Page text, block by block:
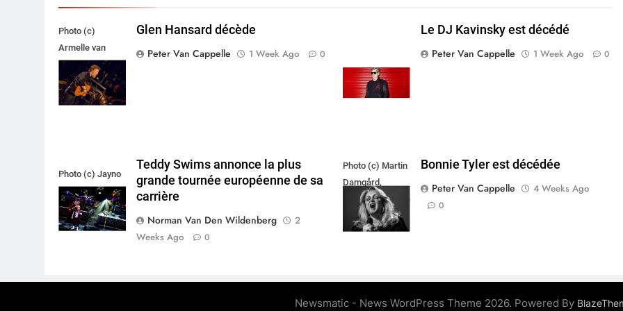
Photo (c)
Armelle van
Helden,
Maxazine.nl
Glen Hansard décède
Peter Van Cappelle
1 Week Ago 0
Le DJ Kavinsky est décédé
Peter Van Cappelle
1 Week Ago 0
Photo (c) Jayno
Berkhoudt
Teddy Swims annonce la plus
grande tournée européenne de sa
carrière
Norman Van Den Wildenberg
2
Weeks Ago
0
Photo (c) Martin
Damgård,
Hverdagsvinkler.dk
Bonnie Tyler est décédée
Peter Van Cappelle
4 Weeks Ago
0
Newsmatic - News WordPress Theme 2026. Powered By